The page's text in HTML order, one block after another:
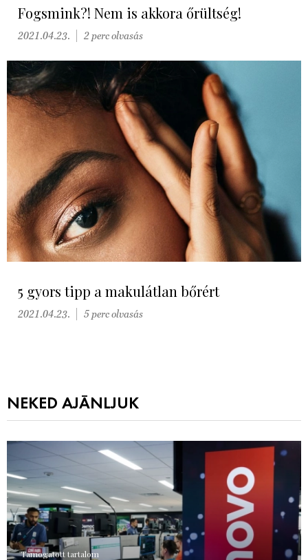
Fogsmink?! Nem is akkora őrültség!
2021.04.23. 2 perc olvasás
5 gyors tipp a makulátlan bőrért
2021.04.23. 5 perc olvasás
NEKED AJÁNLJUK
Támogatott tartalom